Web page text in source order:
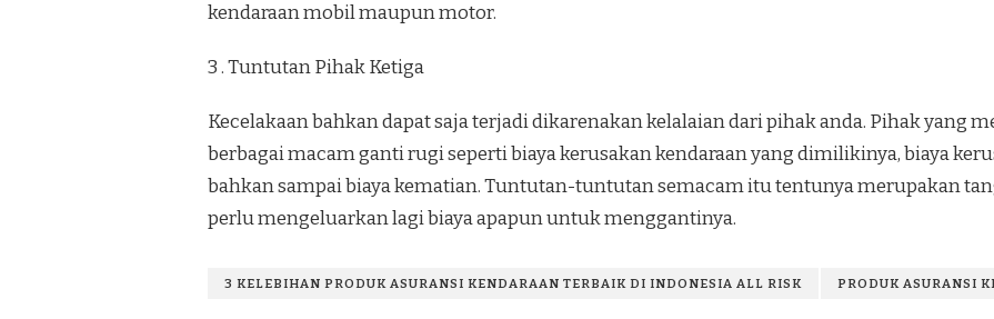
kendaraan mobil maupun motor.
3 . Tuntutan Pihak Ketiga
Kecelakaan bahkan dapat saja terjadi dikarenakan kelalaian dari pihak anda. Pihak yang
berbagai macam ganti rugi seperti biaya kerusakan kendaraan yang dimilikinya, biaya
bahkan sampai biaya kematian. Tuntutan-tuntutan semacam itu tentunya merupakan
perlu mengeluarkan lagi biaya apapun untuk menggantinya.
3 KELEBIHAN PRODUK ASURANSI KENDARAAN TERBAIK DI INDONESIA ALL RISK PRODUK ASURANSI